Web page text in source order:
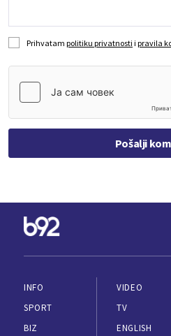
Prihvatam politiku privatnosti i pravila
Pošalji
INFO
SPORT
BIZ
VIDEO
TV
ENGLISH